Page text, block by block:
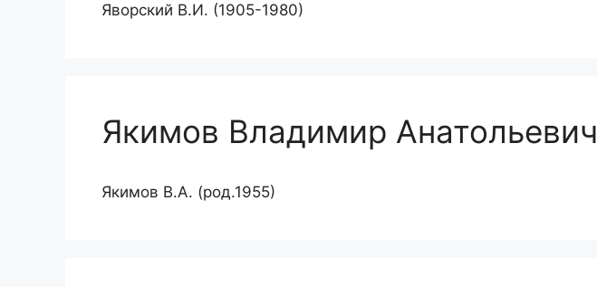
Яворский В.И. (1905-1980)
Якимов Владимир Анатольевич
Якимов В.А. (род.1955)